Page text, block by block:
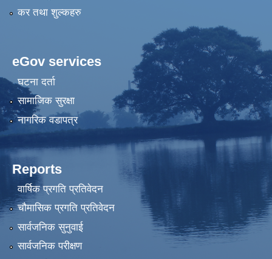
कर तथा शुल्कहरु
eGov services
घटना दर्ता
सामाजिक सुरक्षा
नागरिक वडापत्र
Reports
वार्षिक प्रगति प्रतिवेदन
चौमासिक प्रगति प्रतिवेदन
सार्वजनिक सुनुवाई
सार्वजनिक परीक्षण